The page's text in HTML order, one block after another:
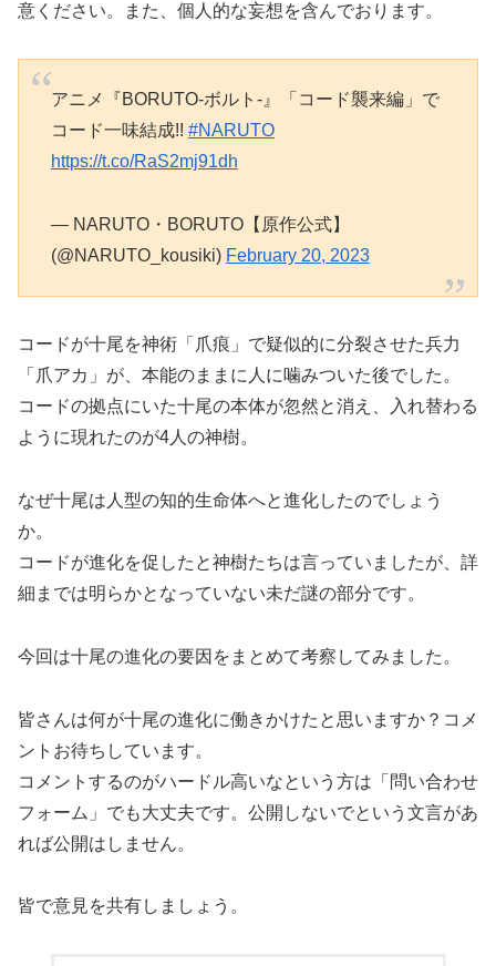
意ください。また、個人的な妄想を含んでおります。
アニメ『BORUTO-ボルト-』「コード襲来編」で
コード一味結成!! #NARUTO
https://t.co/RaS2mj91dh
— NARUTO・BORUTO【原作公式】
(@NARUTO_kousiki) February 20, 2023
コードが十尾を神術「爪痕」で疑似的に分裂させた兵力
「爪アカ」が、本能のままに人に噛みついた後でした。
コードの拠点にいた十尾の本体が忽然と消え、入れ替わる
ように現れたのが4人の神樹。
なぜ十尾は人型の知的生命体へと進化したのでしょう
か。
コードが進化を促したと神樹たちは言っていましたが、詳
細までは明らかとなっていない未だ謎の部分です。
今回は十尾の進化の要因をまとめて考察してみました。
皆さんは何が十尾の進化に働きかけたと思いますか？コメ
ントお待ちしています。
コメントするのがハードル高いなという方は「問い合わせ
フォーム」でも大丈夫です。公開しないでという文言があ
れば公開はしません。
皆で意見を共有しましょう。